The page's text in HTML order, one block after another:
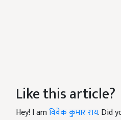
Like this article?
Hey! I amविवेक कुमार राय. Did